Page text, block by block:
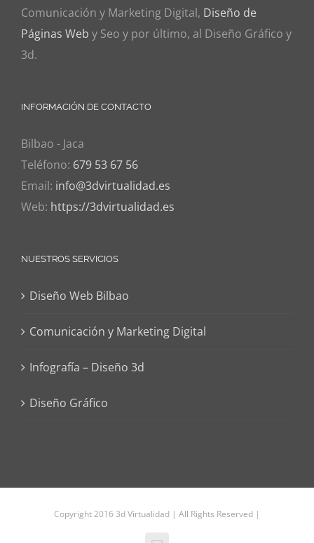
Comunicación y Marketing Digital, Diseño de
Páginas Web y Seo y por último, al Diseño Gráfico y
3d.
INFORMACIÓN DE CONTACTO
Bilbao - Jaca
Teléfono: 679 53 67 56
Email: info@3dvirtualidad.es
Web: https://3dvirtualidad.es
NUESTROS SERVICIOS
Diseño Web Bilbao
Comunicación y Marketing Digital
Infografía – Diseño 3d
Diseño Gráfico
Copyright 2016 3d Virtualidad | All Rights Reserved |